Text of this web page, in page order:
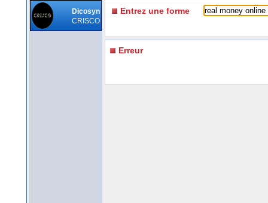
Dicosyn
CRISCO
Entrez une forme
Erreur